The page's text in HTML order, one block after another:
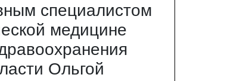
специалистом
медицине
Ольгой